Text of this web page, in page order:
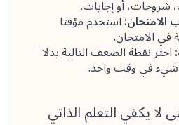
شروحات، أو إجابات.
استخدم مؤقتا
في الامتحان.
اختر نقطة الضعف التالية بدلا
في وقت واحد.